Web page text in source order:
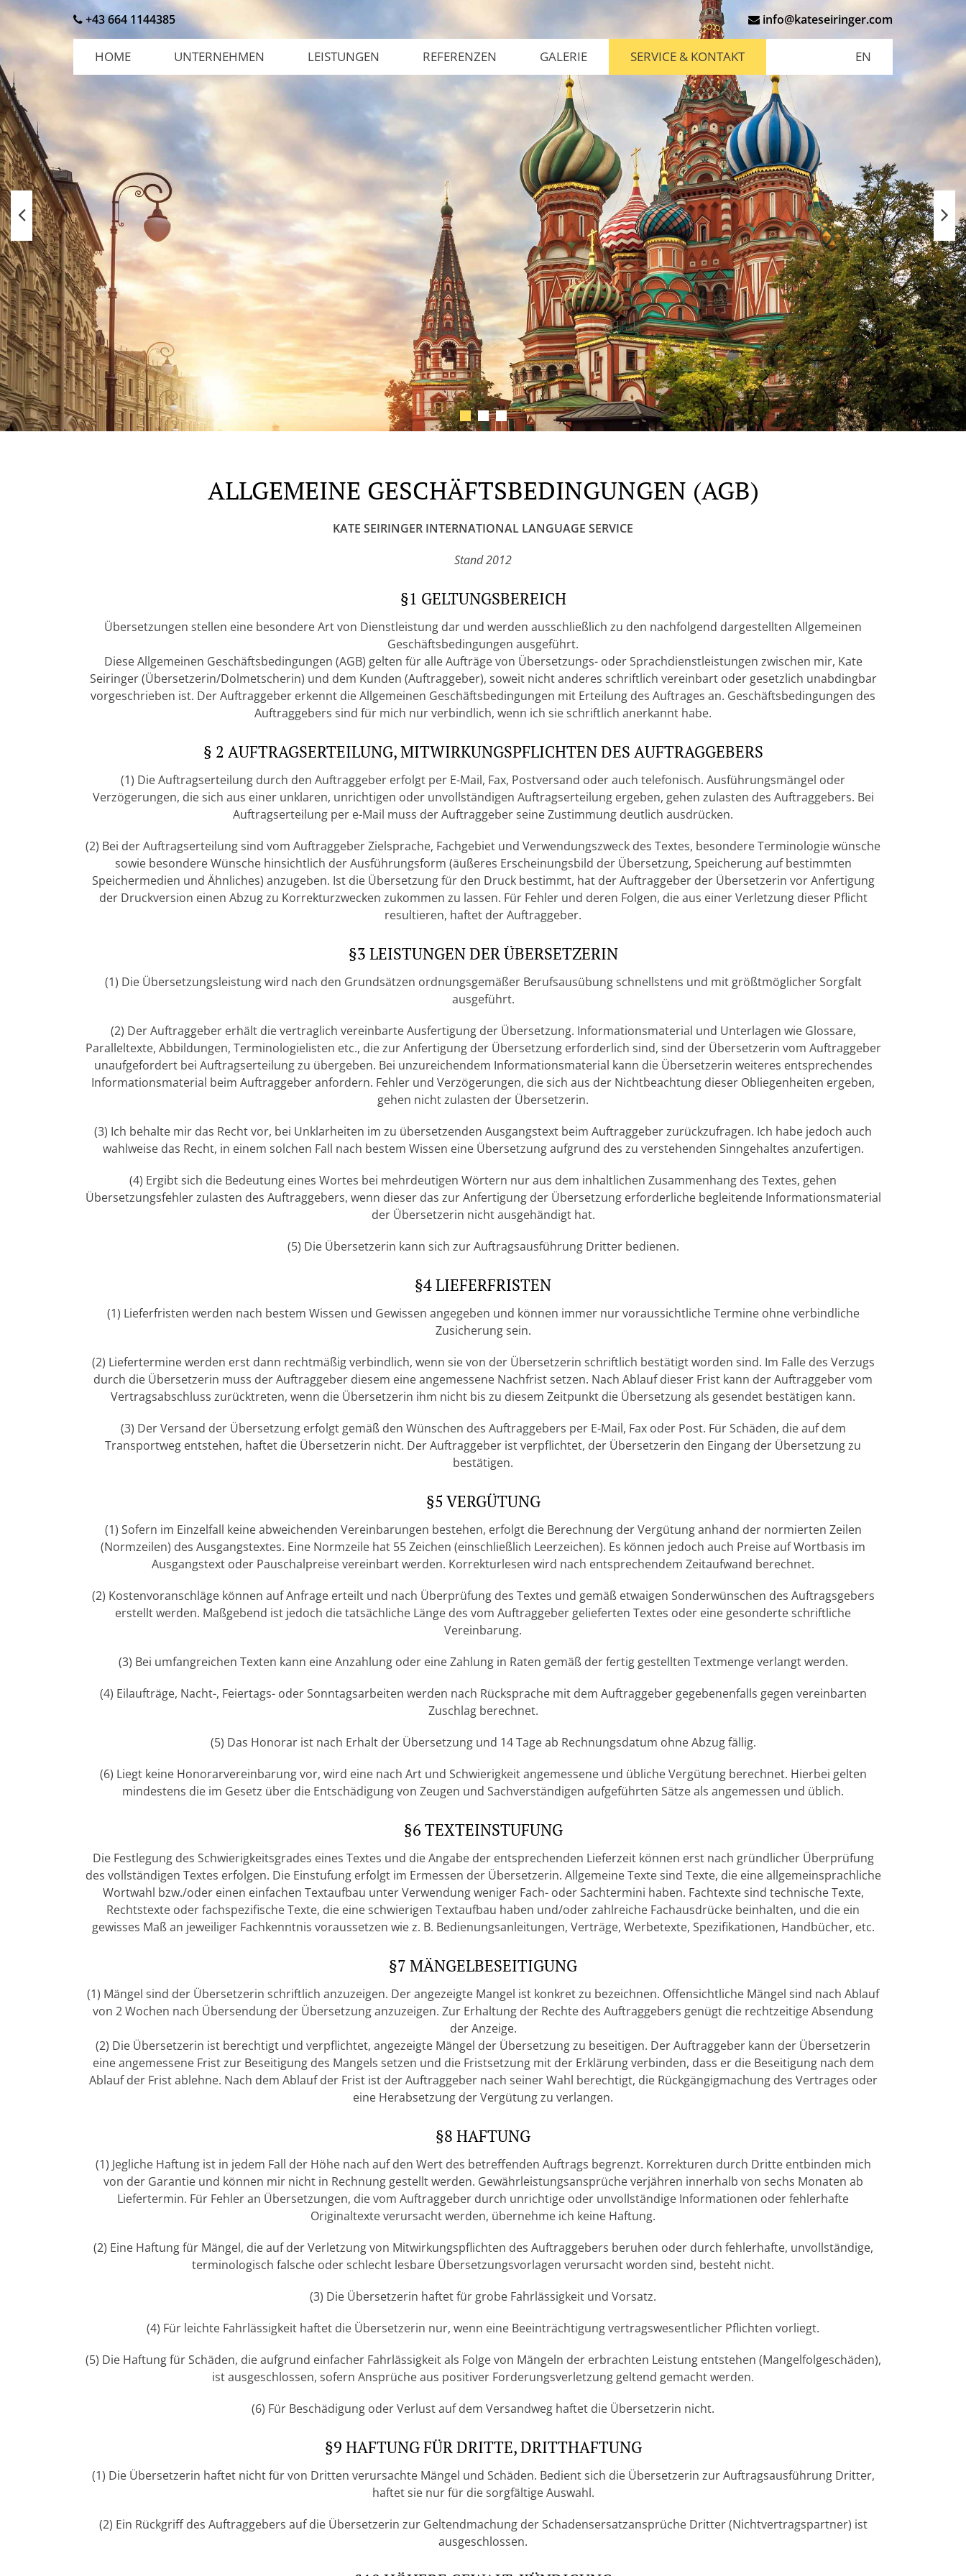
+43 664 1144385 info@kateseiringer.com
HOME UNTERNEHMEN LEISTUNGEN REFERENZEN GALERIE SERVICE & KONTAKT EN
ALLGEMEINE GESCHÄFTSBEDINGUNGEN (AGB)
KATE SEIRINGER INTERNATIONAL LANGUAGE SERVICE
Stand 2012
§1 GELTUNGSBEREICH
Übersetzungen stellen eine besondere Art von Dienstleistung dar und werden ausschließlich zu den nachfolgend dargestellten Allgemeinen
Geschäftsbedingungen ausgeführt.
Diese Allgemeinen Geschäftsbedingungen (AGB) gelten für alle Aufträge von Übersetzungs- oder Sprachdienstleistungen zwischen mir, Kate
Seiringer (Übersetzerin/Dolmetscherin) und dem Kunden (Auftraggeber), soweit nicht anderes schriftlich vereinbart oder gesetzlich unabdingbar
vorgeschrieben ist. Der Auftraggeber erkennt die Allgemeinen Geschäftsbedingungen mit Erteilung des Auftrages an. Geschäftsbedingungen des
Auftraggebers sind für mich nur verbindlich, wenn ich sie schriftlich anerkannt habe.
§ 2 AUFTRAGSERTEILUNG, MITWIRKUNGSPFLICHTEN DES AUFTRAGGEBERS
(1) Die Auftragserteilung durch den Auftraggeber erfolgt per E-Mail, Fax, Postversand oder auch telefonisch. Ausführungsmängel oder
Verzögerungen, die sich aus einer unklaren, unrichtigen oder unvollständigen Auftragserteilung ergeben, gehen zulasten des Auftraggebers. Bei
Auftragserteilung per e-Mail muss der Auftraggeber seine Zustimmung deutlich ausdrücken.
(2) Bei der Auftragserteilung sind vom Auftraggeber Zielsprache, Fachgebiet und Verwendungszweck des Textes, besondere Terminologie wünsche
sowie besondere Wünsche hinsichtlich der Ausführungsform (äußeres Erscheinungsbild der Übersetzung, Speicherung auf bestimmten
Speichermedien und Ähnliches) anzugeben. Ist die Übersetzung für den Druck bestimmt, hat der Auftraggeber der Übersetzerin vor Anfertigung
der Druckversion einen Abzug zu Korrekturzwecken zukommen zu lassen. Für Fehler und deren Folgen, die aus einer Verletzung dieser Pflicht
resultieren, haftet der Auftraggeber.
§3 LEISTUNGEN DER ÜBERSETZERIN
(1) Die Übersetzungsleistung wird nach den Grundsätzen ordnungsgemäßer Berufsausübung schnellstens und mit größtmöglicher Sorgfalt
ausgeführt.
(2) Der Auftraggeber erhält die vertraglich vereinbarte Ausfertigung der Übersetzung. Informationsmaterial und Unterlagen wie Glossare,
Paralleltexte, Abbildungen, Terminologielisten etc., die zur Anfertigung der Übersetzung erforderlich sind, sind der Übersetzerin vom Auftraggeber
unaufgefordert bei Auftragserteilung zu übergeben. Bei unzureichendem Informationsmaterial kann die Übersetzerin weiteres entsprechendes
Informationsmaterial beim Auftraggeber anfordern. Fehler und Verzögerungen, die sich aus der Nichtbeachtung dieser Obliegenheiten ergeben,
gehen nicht zulasten der Übersetzerin.
(3) Ich behalte mir das Recht vor, bei Unklarheiten im zu übersetzenden Ausgangstext beim Auftraggeber zurückzufragen. Ich habe jedoch auch
wahlweise das Recht, in einem solchen Fall nach bestem Wissen eine Übersetzung aufgrund des zu verstehenden Sinngehaltes anzufertigen.
(4) Ergibt sich die Bedeutung eines Wortes bei mehrdeutigen Wörtern nur aus dem inhaltlichen Zusammenhang des Textes, gehen
Übersetzungsfehler zulasten des Auftraggebers, wenn dieser das zur Anfertigung der Übersetzung erforderliche begleitende Informationsmaterial
der Übersetzerin nicht ausgehändigt hat.
(5) Die Übersetzerin kann sich zur Auftragsausführung Dritter bedienen.
§4 LIEFERFRISTEN
(1) Lieferfristen werden nach bestem Wissen und Gewissen angegeben und können immer nur voraussichtliche Termine ohne verbindliche
Zusicherung sein.
(2) Liefertermine werden erst dann rechtmäßig verbindlich, wenn sie von der Übersetzerin schriftlich bestätigt worden sind. Im Falle des Verzugs
durch die Übersetzerin muss der Auftraggeber diesem eine angemessene Nachfrist setzen. Nach Ablauf dieser Frist kann der Auftraggeber vom
Vertragsabschluss zurücktreten, wenn die Übersetzerin ihm nicht bis zu diesem Zeitpunkt die Übersetzung als gesendet bestätigen kann.
(3) Der Versand der Übersetzung erfolgt gemäß den Wünschen des Auftraggebers per E-Mail, Fax oder Post. Für Schäden, die auf dem
Transportweg entstehen, haftet die Übersetzerin nicht. Der Auftraggeber ist verpflichtet, der Übersetzerin den Eingang der Übersetzung zu
bestätigen.
§5 VERGÜTUNG
(1) Sofern im Einzelfall keine abweichenden Vereinbarungen bestehen, erfolgt die Berechnung der Vergütung anhand der normierten Zeilen
(Normzeilen) des Ausgangstextes. Eine Normzeile hat 55 Zeichen (einschließlich Leerzeichen). Es können jedoch auch Preise auf Wortbasis im
Ausgangstext oder Pauschalpreise vereinbart werden. Korrekturlesen wird nach entsprechendem Zeitaufwand berechnet.
(2) Kostenvoranschläge können auf Anfrage erteilt und nach Überprüfung des Textes und gemäß etwaigen Sonderwünschen des Auftragsgebers
erstellt werden. Maßgebend ist jedoch die tatsächliche Länge des vom Auftraggeber gelieferten Textes oder eine gesonderte schriftliche
Vereinbarung.
(3) Bei umfangreichen Texten kann eine Anzahlung oder eine Zahlung in Raten gemäß der fertig gestellten Textmenge verlangt werden.
(4) Eilaufträge, Nacht-, Feiertags- oder Sonntagsarbeiten werden nach Rücksprache mit dem Auftraggeber gegebenenfalls gegen vereinbarten
Zuschlag berechnet.
(5) Das Honorar ist nach Erhalt der Übersetzung und 14 Tage ab Rechnungsdatum ohne Abzug fällig.
(6) Liegt keine Honorarvereinbarung vor, wird eine nach Art und Schwierigkeit angemessene und übliche Vergütung berechnet. Hierbei gelten
mindestens die im Gesetz über die Entschädigung von Zeugen und Sachverständigen aufgeführten Sätze als angemessen und üblich.
§6 TEXTEINSTUFUNG
Die Festlegung des Schwierigkeitsgrades eines Textes und die Angabe der entsprechenden Lieferzeit können erst nach gründlicher Überprüfung
des vollständigen Textes erfolgen. Die Einstufung erfolgt im Ermessen der Übersetzerin. Allgemeine Texte sind Texte, die eine allgemeinsprachliche
Wortwahl bzw./oder einen einfachen Textaufbau unter Verwendung weniger Fach- oder Sachtermini haben. Fachtexte sind technische Texte,
Rechtstexte oder fachspezifische Texte, die eine schwierigen Textaufbau haben und/oder zahlreiche Fachausdrücke beinhalten, und die ein
gewisses Maß an jeweiliger Fachkenntnis voraussetzen wie z. B. Bedienungsanleitungen, Verträge, Werbetexte, Spezifikationen, Handbücher, etc.
§7 MÄNGELBESEITIGUNG
(1) Mängel sind der Übersetzerin schriftlich anzuzeigen. Der angezeigte Mangel ist konkret zu bezeichnen. Offensichtliche Mängel sind nach Ablauf
von 2 Wochen nach Übersendung der Übersetzung anzuzeigen. Zur Erhaltung der Rechte des Auftraggebers genügt die rechtzeitige Absendung
der Anzeige.
(2) Die Übersetzerin ist berechtigt und verpflichtet, angezeigte Mängel der Übersetzung zu beseitigen. Der Auftraggeber kann der Übersetzerin
eine angemessene Frist zur Beseitigung des Mangels setzen und die Fristsetzung mit der Erklärung verbinden, dass er die Beseitigung nach dem
Ablauf der Frist ablehne. Nach dem Ablauf der Frist ist der Auftraggeber nach seiner Wahl berechtigt, die Rückgängigmachung des Vertrages oder
eine Herabsetzung der Vergütung zu verlangen.
§8 HAFTUNG
(1) Jegliche Haftung ist in jedem Fall der Höhe nach auf den Wert des betreffenden Auftrags begrenzt. Korrekturen durch Dritte entbinden mich
von der Garantie und können mir nicht in Rechnung gestellt werden. Gewährleistungsansprüche verjähren innerhalb von sechs Monaten ab
Liefertermin. Für Fehler an Übersetzungen, die vom Auftraggeber durch unrichtige oder unvollständige Informationen oder fehlerhafte
Originaltexte verursacht werden, übernehme ich keine Haftung.
(2) Eine Haftung für Mängel, die auf der Verletzung von Mitwirkungspflichten des Auftraggebers beruhen oder durch fehlerhafte, unvollständige,
terminologisch falsche oder schlecht lesbare Übersetzungsvorlagen verursacht worden sind, besteht nicht.
(3) Die Übersetzerin haftet für grobe Fahrlässigkeit und Vorsatz.
(4) Für leichte Fahrlässigkeit haftet die Übersetzerin nur, wenn eine Beeinträchtigung vertragswesentlicher Pflichten vorliegt.
(5) Die Haftung für Schäden, die aufgrund einfacher Fahrlässigkeit als Folge von Mängeln der erbrachten Leistung entstehen (Mangelfolgeschäden),
ist ausgeschlossen, sofern Ansprüche aus positiver Forderungsverletzung geltend gemacht werden.
(6) Für Beschädigung oder Verlust auf dem Versandweg haftet die Übersetzerin nicht.
§9 HAFTUNG FÜR DRITTE, DRITTHAFTUNG
(1) Die Übersetzerin haftet nicht für von Dritten verursachte Mängel und Schäden. Bedient sich die Übersetzerin zur Auftragsausführung Dritter,
haftet sie nur für die sorgfältige Auswahl.
(2) Ein Rückgriff des Auftraggebers auf die Übersetzerin zur Geltendmachung der Schadensersatzansprüche Dritter (Nichtvertragspartner) ist
ausgeschlossen.